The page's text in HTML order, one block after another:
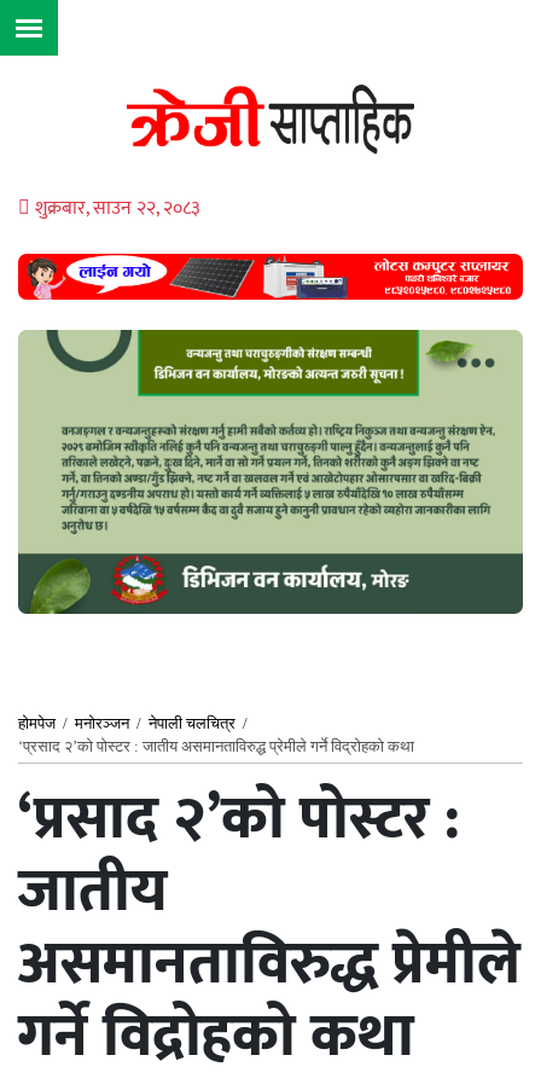
शुक्रबार, साउन २२, २०८३
होमपेज/मनोरञ्जन/नेपाली चलचित्र /
‘प्रसाद २’को पोस्टर : जातीय असमानताविरुद्ध प्रेमीले गर्ने विद्रोहको कथा
‘प्रसाद २’को पोस्टर :
जातीय
असमानताविरुद्ध प्रेमीले
गर्ने विद्रोहको कथा